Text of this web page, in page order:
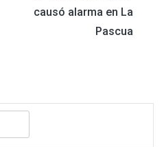
causó alarma en La
Pascua